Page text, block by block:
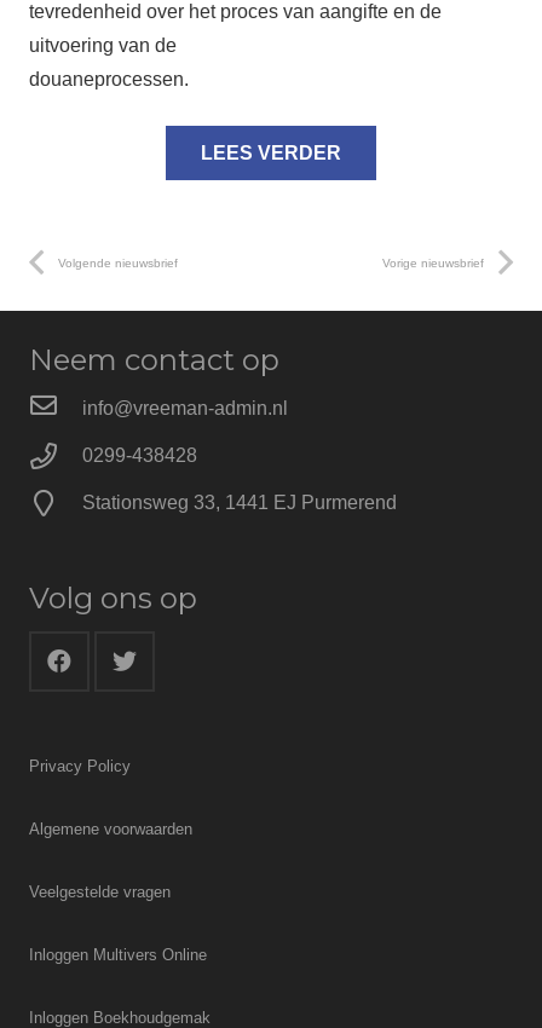
tevredenheid over het proces van aangifte en de
uitvoering van de
douaneprocessen.
LEES VERDER
Volgende nieuwsbrief Vorige nieuwsbrief
Neem contact op
info@vreeman-admin.nl
0299-438428
Stationsweg 33, 1441 EJ Purmerend
Volg ons op
Privacy Policy
Algemene voorwaarden
Veelgestelde vragen
Inloggen Multivers Online
Inloggen Boekhoudgemak